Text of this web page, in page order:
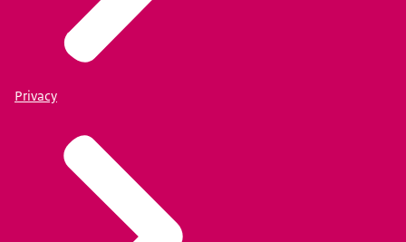
Privacy